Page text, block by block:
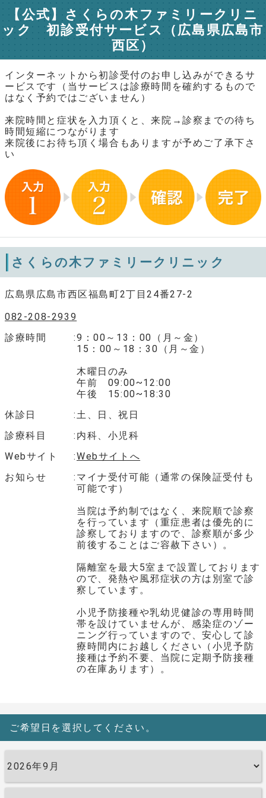
【公式】さくらの木ファミリークリニ
ック 初診受付サービス（広島県広島市
西区）
インターネットから初診受付のお申し込みができるサ
ービスです（当サービスは診療時間を確約するもので
はなく予約ではございません）
来院時間と症状を入力頂くと、来院→診察までの待ち
時間短縮につながります
来院後にお待ち頂く場合もありますが予めご了承下さ
い
さくらの木ファミリークリニック
広島県広島市西区福島町2丁目24番27-2
082-208-2939
診療時間
9：00～13：00（月～金）
15：00～18：30（月～金）
木曜日のみ
午前 09:00~12:00
午後 15:00~18:30
休診日
土、日、祝日
診療科目
内科、小児科
Webサイト
Webサイトへ
お知らせ
マイナ受付可能（通常の保険証受付も
可能です）
当院は予約制ではなく、来院順で診察
を行っています（重症患者は優先的に
診察しておりますので、診察順が多少
前後することはご容赦下さい）。
隔離室を最大5室まで設置しております
ので、発熱や風邪症状の方は別室で診
察しています。
小児予防接種や乳幼児健診の専用時間
帯を設けていませんが、感染症のゾー
ニング行っていますので、安心して診
療時間内にお越しください（小児予防
接種は予約不要、当院に定期予防接種
の在庫あります）。
ご希望日を選択してください。